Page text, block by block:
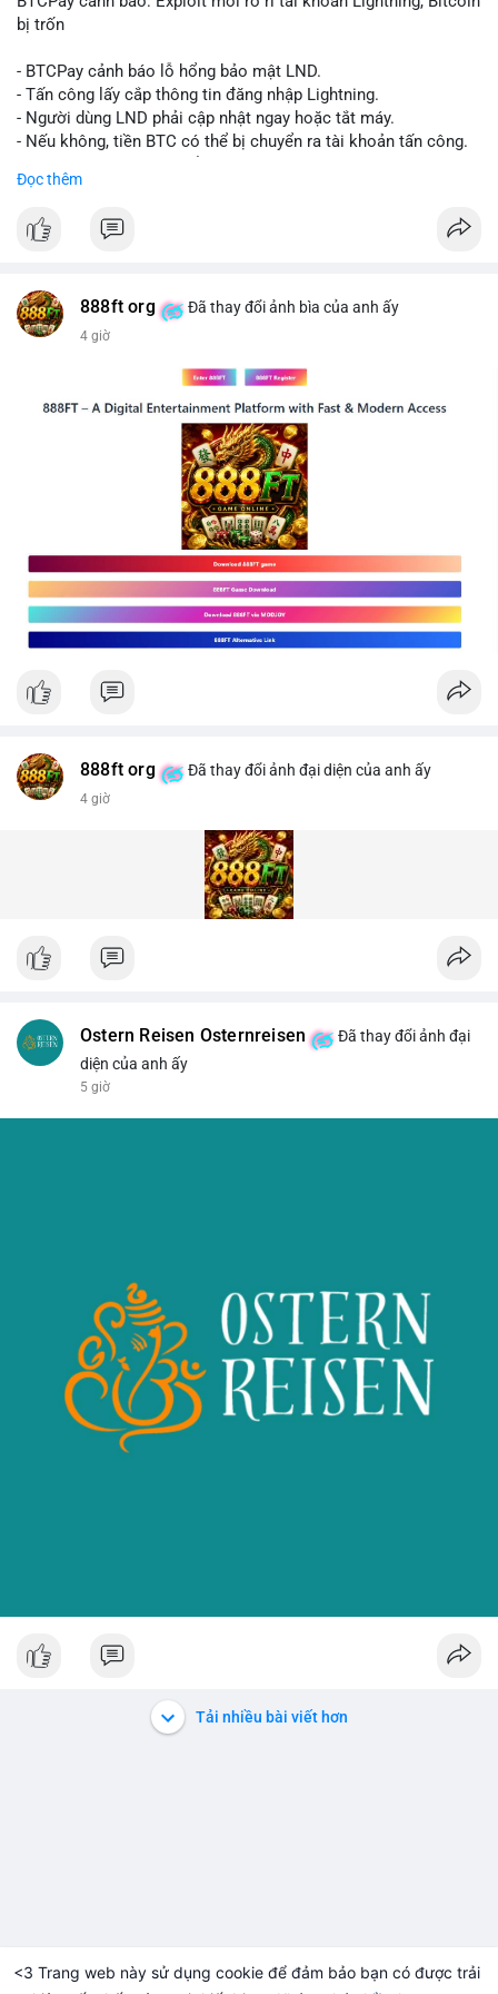
<3 Trang web này sử dụng cookie để đảm bảo bạn có được trải
thể dao động nhẹ khi xuất hiện dòng tiền lớn, nhưng chưa đủ
chuyển tiếp theo.
Lời khuyên:
Nhà đầu tư nhỏ lẻ nên theo dõi sát các giao dịch tiếp theo từ
cùng địa chỉ ví nguồn để xác định xu hướng rõ ràng hơn. Tránh
hành động vội vàng dựa trên một giao dịch đơn lẻ, hãy kết hợp
định hợp lý.
#mucgia64963
bị trốn
- BTCPay cảnh báo lỗ hổng bảo mật LND.
- Tấn công lấy cắp thông tin đăng nhập Lightning.
- Người dùng LND phải cập nhật ngay hoặc tắt máy.
- Nếu không, tiền BTC có thể bị chuyển ra tài khoản tấn công.
#vlikevn #titanbot
Đọc thêm
888ft org Đã thay đổi ảnh bìa của anh ấy
4 giờ
888ft org Đã thay đổi ảnh đại diện của anh ấy
4 giờ
Ostern Reisen Osternreisen
Đã thay đổi ảnh đại
diện của anh ấy
5 giờ
Tải nhiều bài viết hơn